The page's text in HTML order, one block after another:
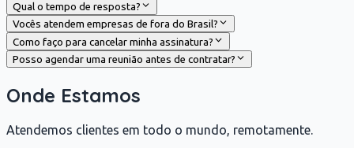
Qual o tempo de resposta?
Vocês atendem empresas de fora do Brasil?
Como faço para cancelar minha assinatura?
Posso agendar uma reunião antes de contratar?
Onde Estamos
Atendemos clientes em todo o mundo, remotamente.